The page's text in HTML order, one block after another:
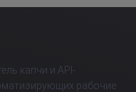
капчи и API-
рабочие